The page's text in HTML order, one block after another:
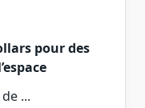
pour des
...